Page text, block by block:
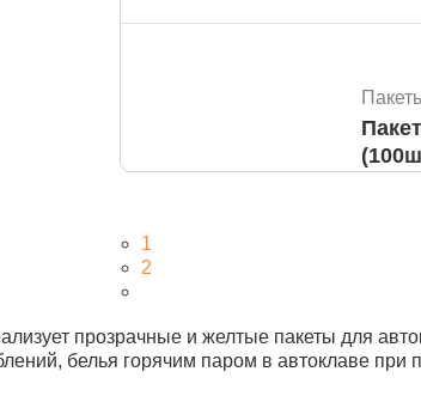
1
2
прозрачные и желтые пакеты для
белья горячим паром в автоклаве